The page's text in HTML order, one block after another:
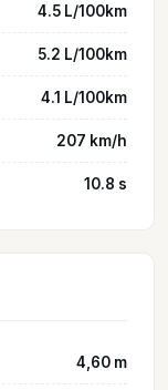
4.5 L/100km
5.2 L/100km
4.1 L/100km
207 km/h
10.8 s
4,60 m